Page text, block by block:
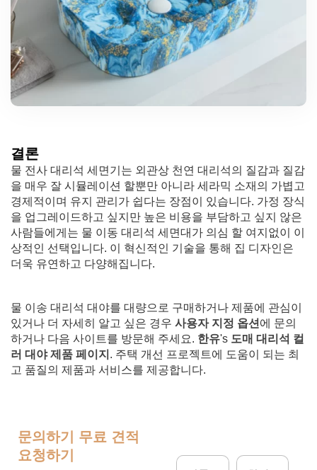
결론
물 전사 대리석 세면기는 외관상 천연 대리석의 질감과 질감
을 매우 잘 시뮬레이션 할뿐만 아니라 세라믹 소재의 가볍고
경제적이며 유지 관리가 쉽다는 장점이 있습니다. 가정 장식
을 업그레이드하고 싶지만 높은 비용을 부담하고 싶지 않은
사람들에게는 물 이동 대리석 세면대가 의심 할 여지없이 이
상적인 선택입니다. 이 혁신적인 기술을 통해 집 디자인은
더욱 유연하고 다양해집니다.
물 이송 대리석 대야를 대량으로 구매하거나 제품에 관심이
있거나 더 자세히 알고 싶은 경우 사용자 지정 옵션 에 문의
하거나 다음 사이트를 방문해 주세요. 한유's 도매 대리석 컬
러 대야 제품 페이지 . 주택 개선 프로젝트에 도움이 되는 최
고 품질의 제품과 서비스를 제공합니다.
문의하기 무료 견적
요청하기
이
회